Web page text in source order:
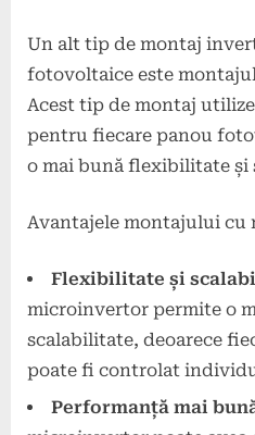
Un alt tip de montaj
fotovoltaice este
Acest tip de montaj
pentru fiecare panou
o mai bună flexibilitate și
Avantajele montajului
Flexibilitate și
microinvertor permite o
scalabilitate, deoarece
poate fi controlat
Performanță mai